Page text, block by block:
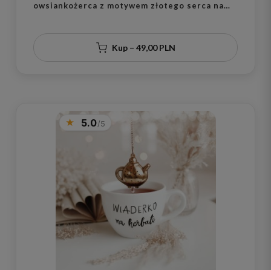
owsiankożerca z motywem złotego serca na
Kup – 49,00 PLN
5.0